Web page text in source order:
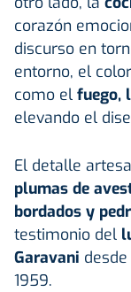
corazón
discurso en
entorno, el
como el fuego,
elevando el
El detalle
plumas de
bordados y
testimonio del
Garavani
1959.